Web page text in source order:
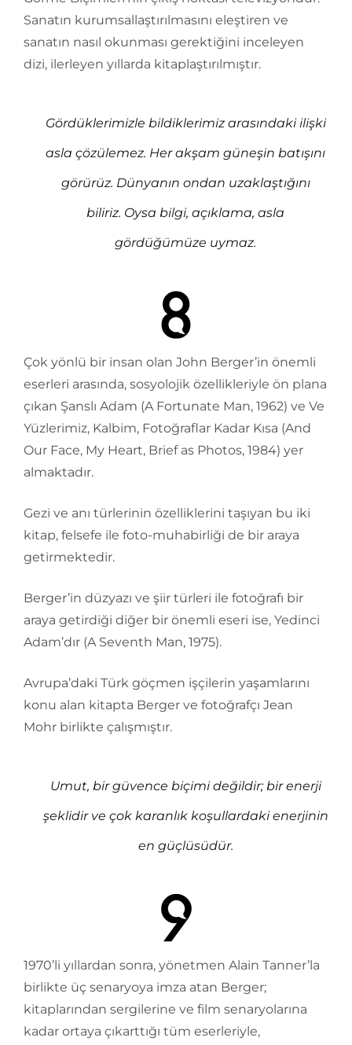
Sanatın kurumsallaştırılmasını eleştiren ve
sanatın nasıl okunması gerektiğini inceleyen
dizi, ilerleyen yıllarda kitaplaştırılmıştır.
Gördüklerimizle bildiklerimiz arasındaki ilişki
asla çözülemez. Her akşam güneşin batışını
görürüz. Dünyanın ondan uzaklaştığını
biliriz. Oysa bilgi, açıklama, asla
gördüğümüze uymaz.
Çok yönlü bir insan olan John Berger’in önemli
eserleri arasında, sosyolojik özellikleriyle ön plana
çıkan Şanslı Adam (A Fortunate Man, 1962) ve Ve
Yüzlerimiz, Kalbim, Fotoğraflar Kadar Kısa (And
Our Face, My Heart, Brief as Photos, 1984) yer
almaktadır.
Gezi ve anı türlerinin özelliklerini taşıyan bu iki
kitap, felsefe ile foto-muhabirliği de bir araya
getirmektedir.
Berger’in düzyazı ve şiir türleri ile fotoğrafı bir
araya getirdiği diğer bir önemli eseri ise, Yedinci
Adam’dır (A Seventh Man, 1975).
Avrupa’daki Türk göçmen işçilerin yaşamlarını
konu alan kitapta Berger ve fotoğrafçı Jean
Mohr birlikte çalışmıştır.
Umut, bir güvence biçimi değildir; bir enerji
şeklidir ve çok karanlık koşullardaki enerjinin
en güçlüsüdür.
1970’li yıllardan sonra, yönetmen Alain Tanner’la
birlikte üç senaryoya imza atan Berger;
kitaplarından sergilerine ve film senaryolarına
kadar ortaya çıkarttığı tüm eserleriyle,